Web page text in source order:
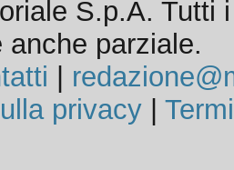
S.p.A. Tutti
anche parziale.
privacy|